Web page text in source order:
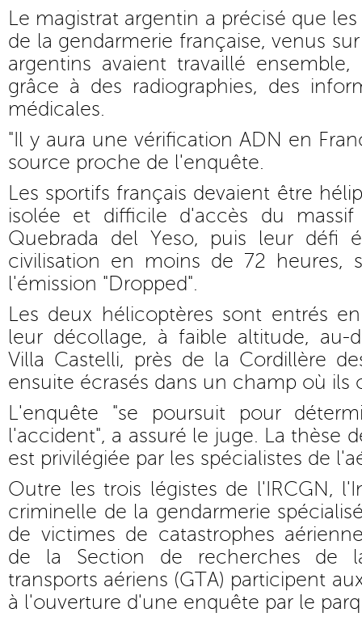
Le magistrat argentin a précisé que
de la gendarmerie française, venus
argentins avaient travaillé
grâce à des radiographies, des
médicales.
"Il y aura une vérification ADN en
source proche de l'enquête.
Les sportifs français devaient être
isolée et difficile d'accès du
Quebrada del Yeso, puis leur défi
civilisation en moins de 72 heures,
l'émission "Dropped".
Les deux hélicoptères sont entrés
leur décollage, à faible altitude, au-
Villa Castelli, près de la Cordillère
ensuite écrasés dans un champ où ils
L'enquête "se poursuit pour
l'accident", a assuré le juge. La thèse
est privilégiée par les spécialistes de
Outre les trois légistes de l'IRCGN,
criminelle de la gendarmerie
de victimes de catastrophes
de la Section de recherches de
transports aériens (GTA) participent
à l'ouverture d'une enquête par le